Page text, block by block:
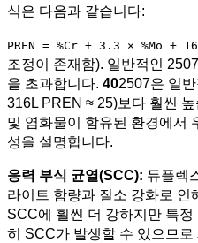
식은 다음과 같습니다:
PREN = %Cr + 3.3 × %Mo +
조정이 존재함). 일반적인
을 초과합니다. 402507은 일
316L PREN ≈ 25)보다 훨씬
및 염화물이 함유된 환경에서
성을 설명합니다.
응력 부식 균열(SCC): 듀플렉
라이트 함량과 질소 강화로 인
SCC에 훨씬 더 강하지만 특
히 SCC가 발생할 수 있으므